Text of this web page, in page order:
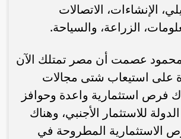
الإنشاءات، الاتصالات
الزراعة، والسياحة.
محمود عصمت أن مصر تمتلك الآن
على استيعاب شتى مجالات
فرص استثمارية واعدة وحوافز
للاستثمار الأجنبي، وهناك
الاستثمارية المطروحة في